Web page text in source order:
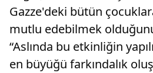
Gazze'deki bütün
mutlu edebilmek
“Aslında bu etkinliğin
en büyüğü farkındalık